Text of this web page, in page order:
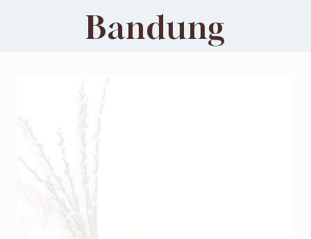
Bandung